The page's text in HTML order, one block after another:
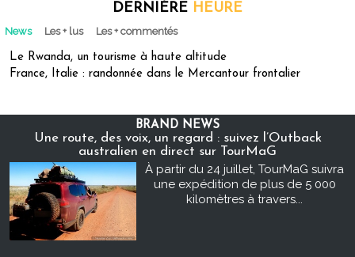
DERNIÈRE HEURE
News Les + lus Les + commentés
Le Rwanda, un tourisme à haute altitude
France, Italie : randonnée dans le Mercantour frontalier
BRAND NEWS
Une route, des voix, un regard : suivez l’Outback
australien en direct sur TourMaG
À partir du 24 juillet, TourMaG suivra
une expédition de plus de 5 000
kilomètres à travers...